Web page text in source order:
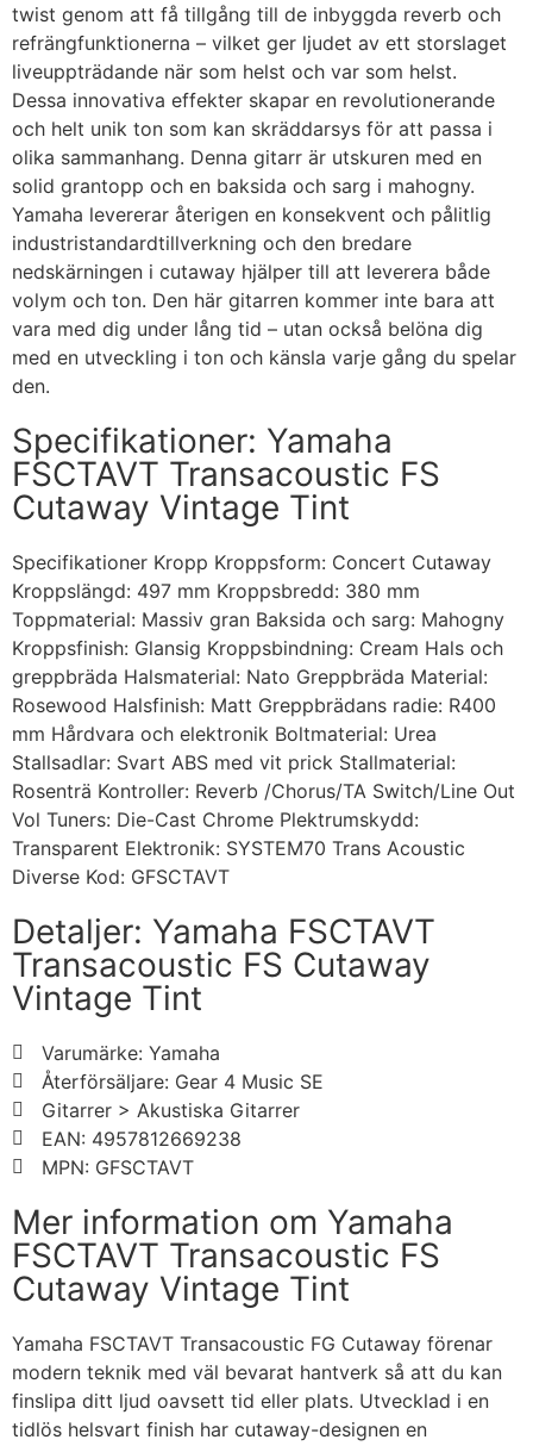
twist genom att få tillgång till de inbyggda reverb och
refrängfunktionerna – vilket ger ljudet av ett storslaget
liveuppträdande när som helst och var som helst.
Dessa innovativa effekter skapar en revolutionerande
och helt unik ton som kan skräddarsys för att passa i
olika sammanhang. Denna gitarr är utskuren med en
solid grantopp och en baksida och sarg i mahogny.
Yamaha levererar återigen en konsekvent och pålitlig
industristandardtillverkning och den bredare
nedskärningen i cutaway hjälper till att leverera både
volym och ton. Den här gitarren kommer inte bara att
vara med dig under lång tid – utan också belöna dig
med en utveckling i ton och känsla varje gång du spelar
den.
Specifikationer: Yamaha
FSCTAVT Transacoustic FS
Cutaway Vintage Tint
Specifikationer Kropp Kroppsform: Concert Cutaway
Kroppslängd: 497 mm Kroppsbredd: 380 mm
Toppmaterial: Massiv gran Baksida och sarg: Mahogny
Kroppsfinish: Glansig Kroppsbindning: Cream Hals och
greppbräda Halsmaterial: Nato Greppbräda Material:
Rosewood Halsfinish: Matt Greppbrädans radie: R400
mm Hårdvara och elektronik Boltmaterial: Urea
Stallsadlar: Svart ABS med vit prick Stallmaterial:
Rosenträ Kontroller: Reverb /Chorus/TA Switch/Line Out
Vol Tuners: Die-Cast Chrome Plektrumskydd:
Transparent Elektronik: SYSTEM70 Trans Acoustic
Diverse Kod: GFSCTAVT
Detaljer: Yamaha FSCTAVT
Transacoustic FS Cutaway
Vintage Tint
Varumärke: Yamaha
Återförsäljare: Gear 4 Music SE
Gitarrer > Akustiska Gitarrer
EAN: 4957812669238
MPN: GFSCTAVT
Mer information om Yamaha
FSCTAVT Transacoustic FS
Cutaway Vintage Tint
Yamaha FSCTAVT Transacoustic FG Cutaway förenar
modern teknik med väl bevarat hantverk så att du kan
finslipa ditt ljud oavsett tid eller plats. Utvecklad i en
tidlös helsvart finish har cutaway-designen en